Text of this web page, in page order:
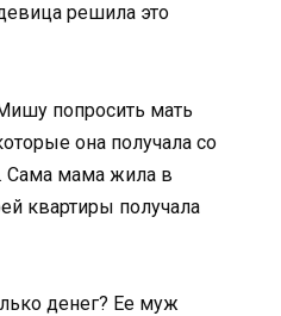
решила это
попросить мать
она получала со
Сама мама жила в
квартиры получала
денег? Ее муж